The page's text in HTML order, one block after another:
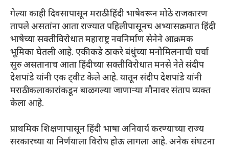
गेल्या काही दिवसापासून मराठी-हिंदी भाषेवरून मोठे राजकारण
तापले असतांना आता राज्यात पहिलीपासूनच अभ्यासक्रमात हिंदी
भाषेच्या सक्तीविरोधात महाराष्ट्र नवनिर्माण सेनेने आक्रमक
भूमिका घेतली आहे. एकीकडे ठाकरे बंधुंच्या मनोमिलनाची चर्चा
सुरु असतानाच आता हिंदीच्या सक्तीविरोधात मनसे नेते संदीप
देशपांडे यांनी एक ट्वीट केले आहे. यातून संदीप देशपांडे यांनी
मराठी कलाकारांकडून बाळगल्या जाणाऱ्या मौनावर संताप व्यक्त
केला आहे.
प्राथमिक शिक्षणापासून हिंदी भाषा अनिवार्य करण्याच्या राज्य
सरकारच्या या निर्णयाला विरोध होऊ लागला आहे. अनेक संघटना